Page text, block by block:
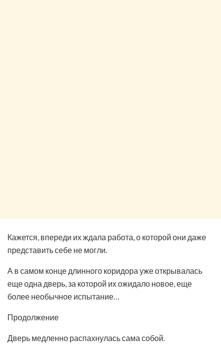
Кажется, впереди их ждала работа, о которой они даже
представить себе не могли.
А в самом конце длинного коридора уже открывалась
еще одна дверь, за которой их ожидало новое, еще
более необычное испытание…
Продолжение
Дверь медленно распахнулась сама собой.